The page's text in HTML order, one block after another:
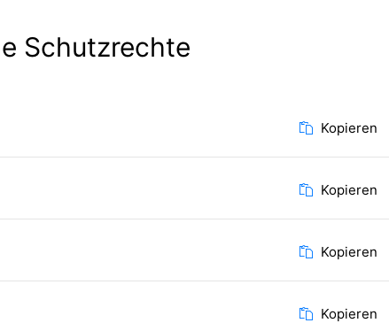
Schutzrechte
Kopieren
Kopieren
Kopieren
Kopieren